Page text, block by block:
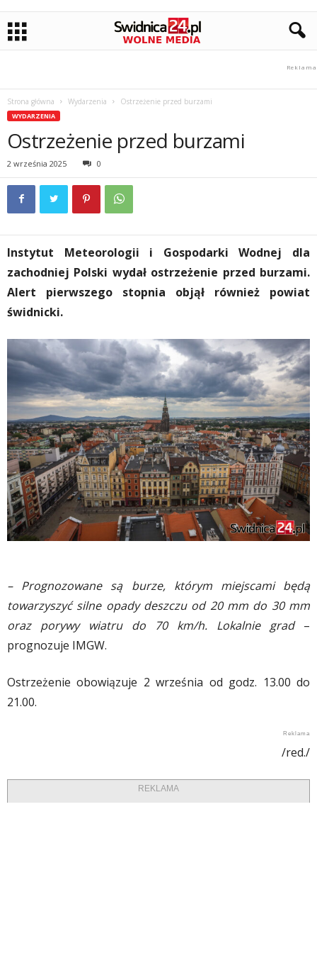
Strona główna Wydarzenia Ostrzeżenie przed burzami
WYDARZENIA
Ostrzeżenie przed burzami
2 września 2025 0
Instytut Meteorologii i Gospodarki Wodnej dla
zachodniej Polski wydał ostrzeżenie przed burzami.
Alert pierwszego stopnia objął również powiat
świdnicki.
– Prognozowane są burze, którym miejscami będą
towarzyszyć silne opady deszczu od 20 mm do 30 mm
oraz porywy wiatru do 70 km/h. Lokalnie grad–
prognozuje IMGW.
Ostrzeżenie obowiązuje 2 września od godz. 13.00 do
21.00.
/red./
REKLAMA